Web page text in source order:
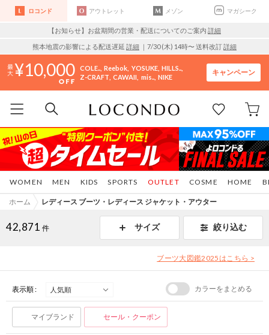
ロコンド アウトレット メゾン マガシーク
【お知らせ】お盆期間の営業・配送についてのご案内 詳細
熊本地震の影響による配送遅延 詳細 ｜7/30 (木) 14時〜 送料改訂詳細
10,000 COLE.. Reebok YOSUKE HILLS..
Z-CRAFT CAWAII mis.. NIKE
キャンペーン
WOMEN MEN KIDS SPORTS COSME HOME
OUTLET
ホーム レディース ブーツ・レディース ジャケット・アウター
42,871 件 サイズ 絞り込む
ブーツ大図鑑2025はこちら >
表示順 : カラーをまとめる
マイブランド セール・クーポン